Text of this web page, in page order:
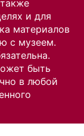
и для
материалов
с музеем.
быть
в любой